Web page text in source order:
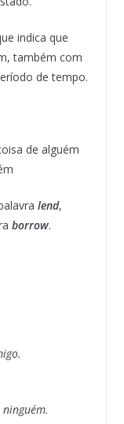
indica que
também com
de tempo.
de alguém
lend,
borrow.